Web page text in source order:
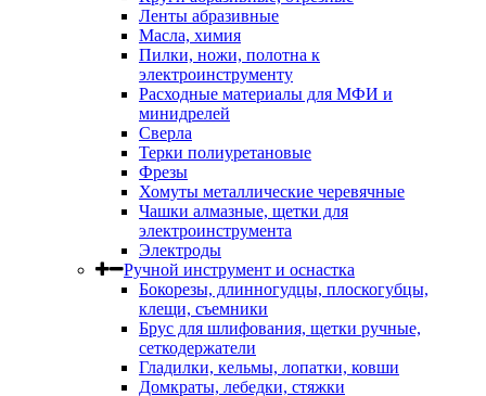
Ленты абразивные
Масла, химия
Пилки, ножи, полотна к
электроинструменту
Расходные материалы для МФИ и
минидрелей
Сверла
Терки полиуретановые
Фрезы
Хомуты металлические черевячные
Чашки алмазные, щетки для
электроинструмента
Электроды
Ручной инструмент и оснастка
Бокорезы, длинногудцы, плоскогубцы,
клещи, съемники
Брус для шлифования, щетки ручные,
сеткодержатели
Гладилки, кельмы, лопатки, ковши
Домкраты, лебедки, стяжки